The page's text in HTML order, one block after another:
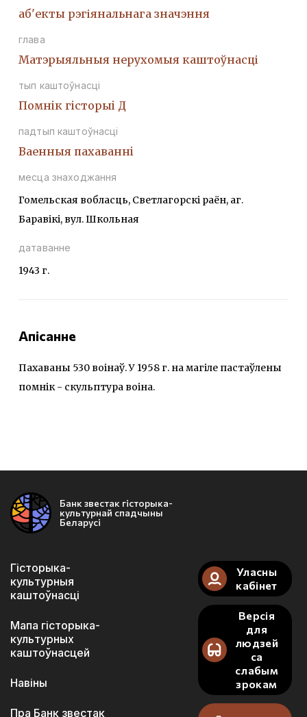
аб'екты рэгіянальнага значэння
глава
Матэрыяльныя нерухомыя каштоўнасці
тып каштоўнасці
Помнiк гiсторыi Д
падтып каштоўнасці
Ваенныя пахаваннi
месца знаходжання
Гомельская вобласць, Светлагорскі раён, аг.
Баравікі, вул. Школьная
датаванне
1943 г.
Апісанне
Пахаваны 530 воінаў. У 1958 г. на магіле пастаўлены
помнік - скульптура воіна.
Банк звестак гісторыка-
культурнай спадчыны
Беларусі
Гісторыка-
культурныя
каштоўнасці
Мапа гісторыка-
культурных
каштоўнасцей
Навіны
Пра Банк звестак
Уласны
кабінет
Версія
для
людзей
са
слабым
зрокам